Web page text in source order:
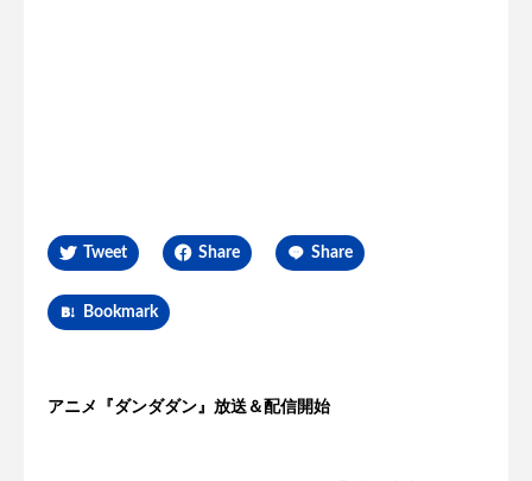
Tweet Share Share
Bookmark
アニメ『ダンダダン』放送＆配信開始